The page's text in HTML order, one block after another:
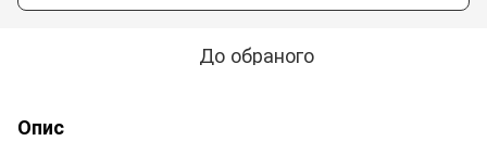
До обраного
Опис